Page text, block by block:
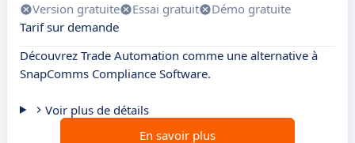
Version gratuite Essai gratuit
Démo gratuite
Tarif sur demande
Découvrez Trade Automation comme une alternative à
SnapComms Compliance Software.
Voir plus de détails
En savoir plus